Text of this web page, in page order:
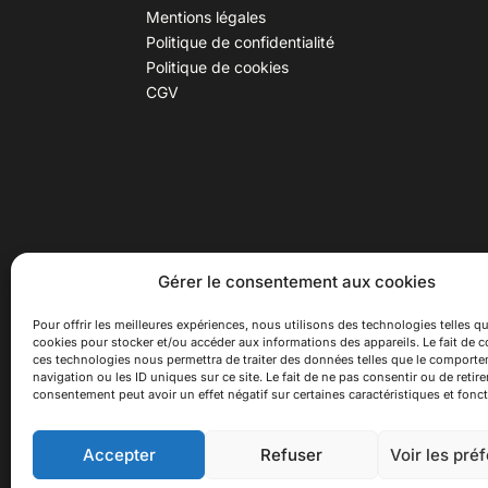
Gérer le consentement aux cookies
Pour offrir les meilleures expériences, nous utilisons des technologies telles
cookies pour stocker et/ou accéder aux informations des appareils. Le fait de
ces technologies nous permettra de traiter des données telles que le
navigation ou les ID uniques sur ce site. Le fait de ne pas consentir ou de
consentement peut avoir un effet négatif sur certaines caractéristiques et
Accepter Refuser Voir les
Mentions légales
Politique de confidentialité
Politique de cookies
CGV
(adresse postale : 62 rue St
Maximin, 69003 Lyon)
à 100 mètres du métro D Monplaisir
Lumière, T3 Dauphiné Lacassagne,
bus C16 Dr Rebatel